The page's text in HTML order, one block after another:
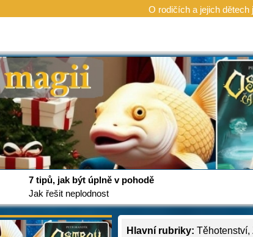
O rodičích a jejich dětech
7 tipů, jak být úplně v pohodě
Jak řešit neplodnost
Hlavní rubriky: Těhotenství,